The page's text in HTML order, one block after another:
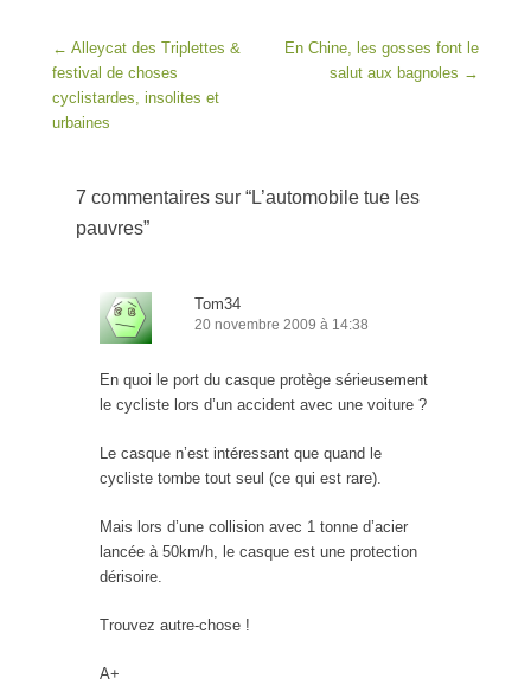
Post navigation
← Alleycat des Triplettes &
festival de choses
cyclistardes, insolites et
urbaines
En Chine, les gosses font le
salut aux bagnoles →
7 commentaires sur “L’automobile tue les
pauvres”
Tom34
20 novembre 2009 à 14:38
En quoi le port du casque protège sérieusement
le cycliste lors d’un accident avec une voiture ?
Le casque n’est intéressant que quand le
cycliste tombe tout seul (ce qui est rare).
Mais lors d’une collision avec 1 tonne d’acier
lancée à 50km/h, le casque est une protection
dérisoire.
Trouvez autre-chose !
A+